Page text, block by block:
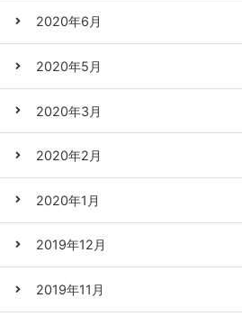
2020年6月
2020年5月
2020年3月
2020年2月
2020年1月
2019年12月
2019年11月